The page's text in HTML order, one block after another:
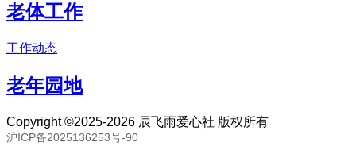
老体工作
工作动态
老年园地
Copyright ©2025-2026 辰飞雨爱心社 版权所有
沪ICP备2025136253号-90